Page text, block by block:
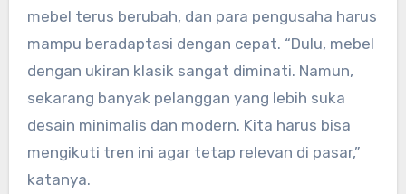
mebel terus berubah, dan para pengusaha harus
mampu beradaptasi dengan cepat. “Dulu, mebel
dengan ukiran klasik sangat diminati. Namun,
sekarang banyak pelanggan yang lebih suka
desain minimalis dan modern. Kita harus bisa
mengikuti tren ini agar tetap relevan di pasar,”
katanya.